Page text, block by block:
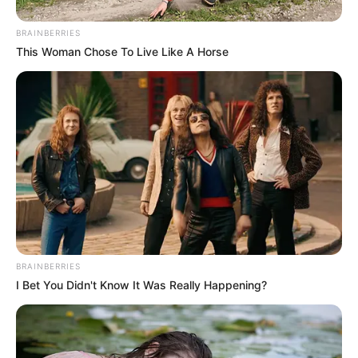
őket – itt vannak. Megcsináltuk.
BRAINBERRIES
This Woman Chose To Live Like A Horse
BRAINBERRIES
I Bet You Didn't Know It Was Really Happening?